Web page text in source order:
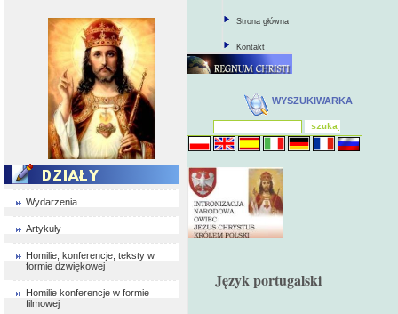
Wydarzenia
Artykuły
Homilie, konferencje, teksty w
formie dzwiękowej
Homilie konferencje w formie
filmowej
Strona główna
Kontakt
WYSZUKIWARKA
Język portugalski